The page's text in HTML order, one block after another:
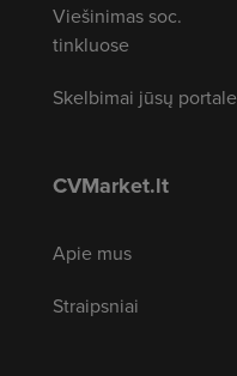
Viešinimas soc.
tinkluose
Skelbimai jūsų portale
CVMarket.lt
Apie mus
Straipsniai